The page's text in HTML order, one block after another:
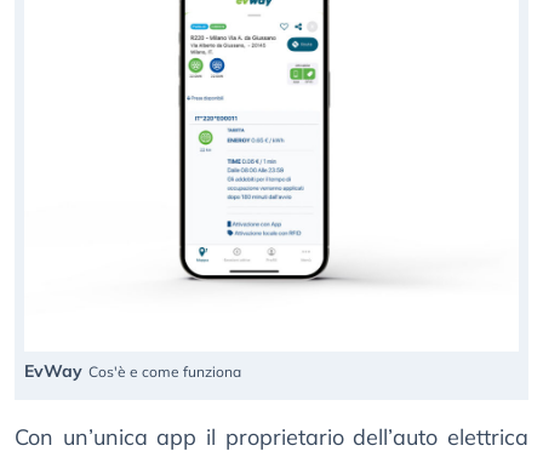
EvWay Cos'è e come funziona
Con un’unica app il proprietario dell’auto elettrica